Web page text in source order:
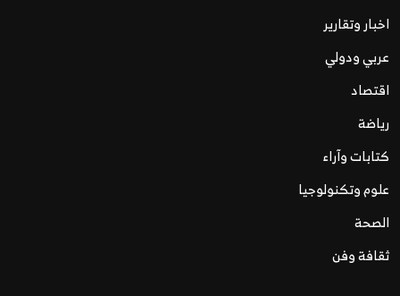
اخبار وتقارير
عربي ودولي
اقتصاد
رياضة
كتابات وآراء
علوم وتكنولوجيا
الصحة
ثقافة وفن